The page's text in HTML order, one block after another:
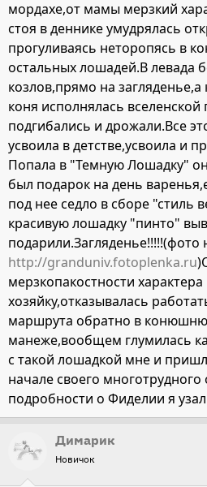
мордахе,от мамы мерзкий
стоя в деннике умудрялась
прогуливаясь неторопясь в
остальных лошадей.В левада
козлов,прямо на загляденье,а
коня исполнялась вселенской
подгибались и дрожали.Все
усвоила в детстве,усвоила и
Попала в "Темную Лошадку"
был подарок на день
под нее седло в сборе "стиль
красивую лошадку "пинто"
подарили.Загляденье!!!!!(фото
http://granduniv.fotoplenka.ru
мерзкопакостности
хозяйку,отказывалась
маршрута обратно в
манеже,вообщем глумилась
с такой лошадкой мне и
начале своего многотрудного
подробности о Фиделии я
Димарик
Новичок